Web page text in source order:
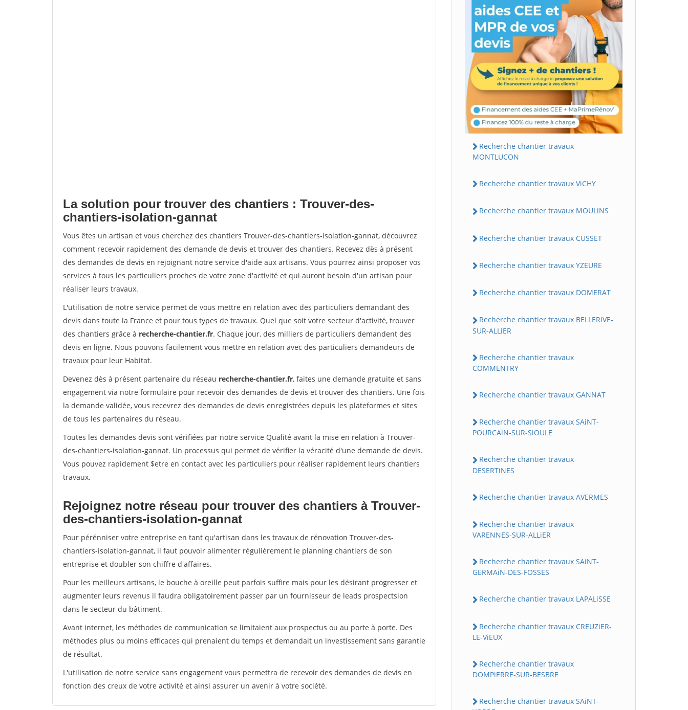
La solution pour trouver des chantiers : Trouver-des-
chantiers-isolation-gannat
Vous êtes un artisan et vous cherchez des chantiers Trouver-des-chantiers-isolation-gannat, découvrez
comment recevoir rapidement des demande de devis et trouver des chantiers. Recevez dès à présent
des demandes de devis en rejoignant notre service d'aide aux artisans. Vous pourrez ainsi proposer vos
services à tous les particuliers proches de votre zone d'activité et qui auront besoin d'un artisan pour
réaliser leurs travaux.
L'utilisation de notre service permet de vous mettre en relation avec des particuliers demandant des
devis dans toute la France et pour tous types de travaux. Quel que soit votre secteur d'activité, trouver
des chantiers grâce à recherche-chantier.fr. Chaque jour, des milliers de particuliers demandent des
devis en ligne. Nous pouvons facilement vous mettre en relation avec des particuliers demandeurs de
travaux pour leur Habitat.
Devenez dès à présent partenaire du réseau recherche-chantier.fr, faites une demande gratuite et sans
engagement via notre formulaire pour recevoir des demandes de devis et trouver des chantiers. Une fois
la demande validée, vous recevrez des demandes de devis enregistrées depuis les plateformes et sites
de tous les partenaires du réseau.
Toutes les demandes devis sont vérifiées par notre service Qualité avant la mise en relation à Trouver-
des-chantiers-isolation-gannat. Un processus qui permet de vérifier la véracité d'une demande de devis.
Vous pouvez rapidement $etre en contact avec les particuliers pour réaliser rapidement leurs chantiers
travaux.
Rejoignez notre réseau pour trouver des chantiers à Trouver-
des-chantiers-isolation-gannat
Pour pérénniser votre entreprise en tant qu'artisan dans les travaux de rénovation Trouver-des-
chantiers-isolation-gannat, il faut pouvoir alimenter régulièrement le planning chantiers de son
entreprise et doubler son chiffre d'affaires.
Pour les meilleurs artisans, le bouche à oreille peut parfois suffire mais pour les désirant progresser et
augmenter leurs revenus il faudra obligatoirement passer par un fournisseur de leads prospectsion
dans le secteur du bâtiment.
Avant internet, les méthodes de communication se limitaient aux prospectus ou au porte à porte. Des
méthodes plus ou moins efficaces qui prenaient du temps et demandait un investissement sans garantie
de résultat.
L'utilisation de notre service sans engagement vous permettra de recevoir des demandes de devis en
fonction des creux de votre activité et ainsi assurer un avenir à votre société.
Recherche chantier travaux
MONTLUCON
Recherche chantier travaux ViCHY
Recherche chantier travaux MOULiNS
Recherche chantier travaux CUSSET
Recherche chantier travaux YZEURE
Recherche chantier travaux DOMERAT
Recherche chantier travaux BELLERiVE-
SUR-ALLiER
Recherche chantier travaux
COMMENTRY
Recherche chantier travaux GANNAT
Recherche chantier travaux SAiNT-
POURCAiN-SUR-SiOULE
Recherche chantier travaux
DESERTiNES
Recherche chantier travaux AVERMES
Recherche chantier travaux
VARENNES-SUR-ALLiER
Recherche chantier travaux SAiNT-
GERMAiN-DES-FOSSES
Recherche chantier travaux LAPALiSSE
Recherche chantier travaux CREUZiER-
LE-ViEUX
Recherche chantier travaux
DOMPiERRE-SUR-BESBRE
Recherche chantier travaux SAiNT-